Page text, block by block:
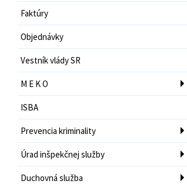
Faktúry
Objednávky
Vestník vlády SR
M E K O
ISBA
Prevencia kriminality
Úrad inšpekčnej služby
Duchovná služba